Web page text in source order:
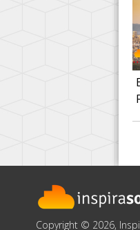
Copyright © 2026,